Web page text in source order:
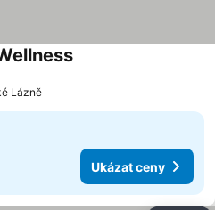
Lázně
Ukázat ceny